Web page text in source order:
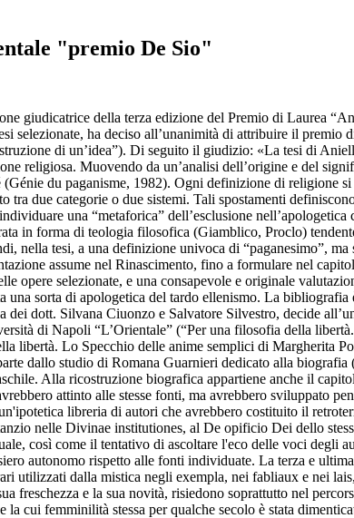
"premio De Sio"
giudicatrice della terza edizione del Premio di Laurea
selezionate, ha deciso all’unanimità di attribuire il
di un’idea”). Di seguito il giudizio: «La tesi di
religiosa. Muovendo da un’analisi dell’origine e del
du paganisme, 1982). Ogni definizione di religione
tra due categorie o due sistemi. Tali spostamenti
una “metaforica” dell’esclusione
in forma di teologia filosofica (Giamblico, Proclo)
nella tesi, a una definizione univoca di “paganesimo”,
assume nel Rinascimento, fino a formulare nel
opere selezionate, e una consapevole e originale
una sorta di apologetica del tardo ellenismo. La
dei dott. Silvana Ciuonzo e Salvatore Silvestro, decide
di Napoli “L’Orientale” (“Per una filosofia della
libertà. Lo Specchio delle anime semplici di Margherita
dallo studio di Romana Guarnieri dedicato alla
Alla ricostruzione biografica appartiene anche il
attinto alle stesse fonti, ma avrebbero sviluppato
libreria di autori che avrebbero costituito il
nelle Divinae institutiones, al De opificio Dei dello
così come il tentativo di ascoltare l'eco delle voci degli
autonomo rispetto alle fonti individuate. La terza e
utilizzati dalla mistica negli exempla, nei fabliaux e nei
freschezza e la sua novità, risiedono soprattutto nel
cui femminilità stessa per qualche secolo è stata